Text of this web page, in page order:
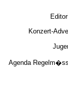
Konzert-
Agenda